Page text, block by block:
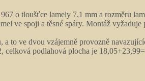
o tloušťce lamely 7,1 mm a rozměru
ve spoji a těsné spáry. Montáž
to ve dvou vzájemně provozně
podlahová plocha je